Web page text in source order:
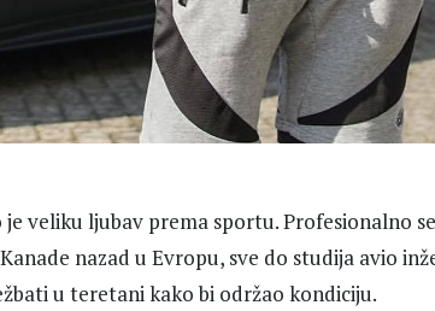
je veliku ljubav prema sportu. Profesionalno
nazad u Evropu, sve do studija avio
u teretani kako bi održao kondiciju.